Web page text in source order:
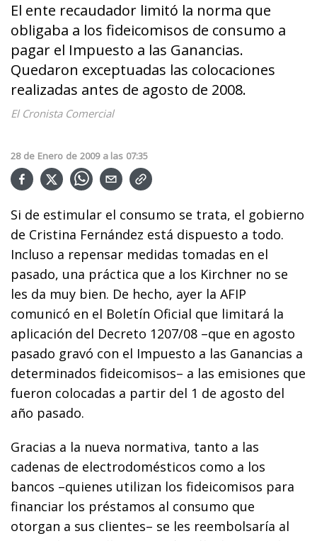
El ente recaudador limitó la norma que
obligaba a los fideicomisos de consumo a
pagar el Impuesto a las Ganancias.
Quedaron exceptuadas las colocaciones
realizadas antes de agosto de 2008.
El Cronista Comercial
28 de Enero de 2009 a las 07:35
Si de estimular el consumo se trata, el gobierno
de Cristina Fernández está dispuesto a todo.
Incluso a repensar medidas tomadas en el
pasado, una práctica que a los Kirchner no se
les da muy bien. De hecho, ayer la AFIP
comunicó en el Boletín Oficial que limitará la
aplicación del Decreto 1207/08 –que en agosto
pasado gravó con el Impuesto a las Ganancias a
determinados fideicomisos– a las emisiones que
fueron colocadas a partir del 1 de agosto del
año pasado.
Gracias a la nueva normativa, tanto a las
cadenas de electrodomésticos como a los
bancos –quienes utilizan los fideicomisos para
financiar los préstamos al consumo que
otorgan a sus clientes– se les reembolsaría al